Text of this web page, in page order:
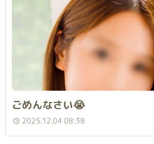
ごめんなさい😭
2025.12.04 08:38